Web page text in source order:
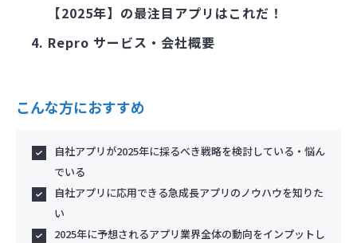
【2025年】の最注目アプリはこれだ！
Repro サービス・会社概要
こんな方におすすめ
自社アプリが2025年に採るべき戦略を検討している・悩ん
でいる
自社アプリに応用できる急成長アプリのノウハウを知りた
い
2025年に予想されるアプリ業界全体の動向をインプットし